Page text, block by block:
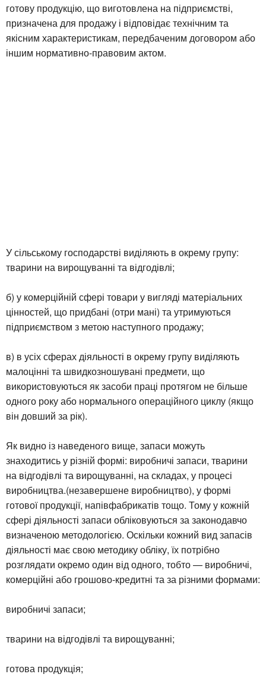
готову продукцію, що виготовлена на підприємстві,
призначена для продажу і відповідає технічним та
якісним характеристикам, передбаченим договором або
іншим нормативно-правовим актом.
У сільському господарстві виділяють в окрему групу:
тварини на вирощуванні та відгодівлі;
б) у комерційній сфері товари у вигляді матеріальних
цінностей, що придбані (отри мані) та утримуються
підприємством з метою наступного продажу;
в) в усіх сферах діяльності в окрему групу виділяють
малоцінні та швидкозношувані предмети, що
використовуються як засоби праці протягом не більше
одного року або нормального операційного циклу (якщо
він довший за рік).
Як видно із наведеного вище, запаси можуть
знаходитись у різній формі: виробничі запаси, тварини
на відгодівлі та вирощуванні, на складах, у процесі
виробництва.(незавершене виробництво), у формі
готової продукції, напівфабрикатів тощо. Тому у кожній
сфері діяльності запаси обліковуються за законодавчо
визначеною методологією. Оскільки кожний вид запасів
діяльності має свою методику обліку, їх потрібно
розглядати окремо один від одного, тобто — виробничі,
комерційні або грошово-кредитні та за різними формами:
виробничі запаси;
тварини на відгодівлі та вирощуванні;
готова продукція;